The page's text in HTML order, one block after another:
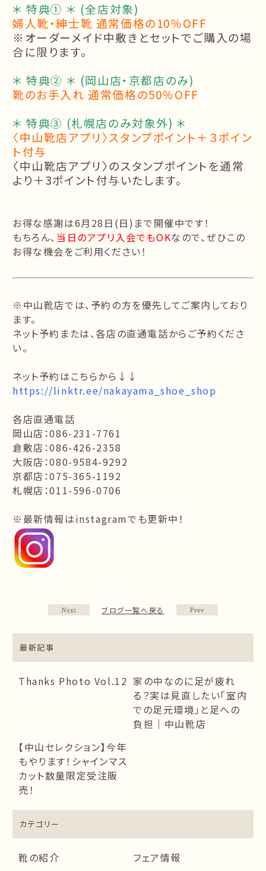
＊ 特典① ＊ (全店対象)
婦人靴・紳士靴 通常価格の10％OFF
※オーダーメイド中敷きとセットでご購入の場
合に限ります。
＊ 特典② ＊ (岡山店・京都店のみ)
靴のお手入れ 通常価格の50％OFF
＊ 特典③ (札幌店のみ対象外) ＊
〈中山靴店アプリ〉スタンプポイント＋３ポイン
ト付与
〈中山靴店アプリ〉のスタンプポイントを通常
より＋3ポイント付与いたします。
お得な感謝は6月28日(日)まで開催中です！
もちろん、 当日のアプリ入会でもOKなので、ぜひこの
お得な機会をご利用ください！
※中山靴店では、予約の方を優先してご案内しており
ます。
ネット予約または、各店の直通電話からご予約くださ
い。
ネット予約はこちらから↓↓
https://linktr.ee/nakayama_shoe_shop
各店直通電話
岡山店：086-231-7761
倉敷店：086-426-2358
大阪店：080-9584-9292
京都店：075-365-1192
札幌店：011-596-0706
※最新情報はinstagramでも更新中！
ブログ一覧へ戻る
最新記事
Thanks Photo Vol.12 家の中なのに足が疲れ
る？実は見直したい「室内
での足元環境」と足への
負担｜中山靴店
【中山セレクション】今年
もやります！シャインマス
カット数量限定受注販
売！
カテゴリー
靴の紹介 フェア情報